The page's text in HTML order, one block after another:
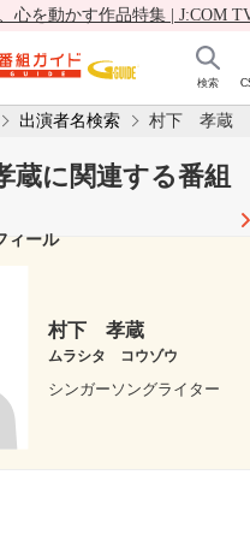
心を動かす作品特集 | J:COM
検索
出演者名検索 村下 孝蔵
に関連する番組
ィール
村下 孝蔵
ムラシタ コウゾウ
シンガーソングライター